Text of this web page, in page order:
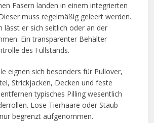
Fasern landen in einem integrierten
muss regelmäßig geleert werden.
lässt er sich seitlich oder an der
Ein transparenter Behälter
des Füllstands.
eignen sich besonders für Pullover,
Strickjacken, Decken und feste
typisches Pilling wesentlich
Lose Tierhaare oder Staub
begrenzt aufgenommen.